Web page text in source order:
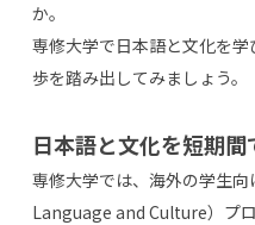
か。
専修大学で日本語と文化を
歩を踏み出してみましょう。
日本語と文化を短期
専修大学では、海外の学生
Language and Culture）プ